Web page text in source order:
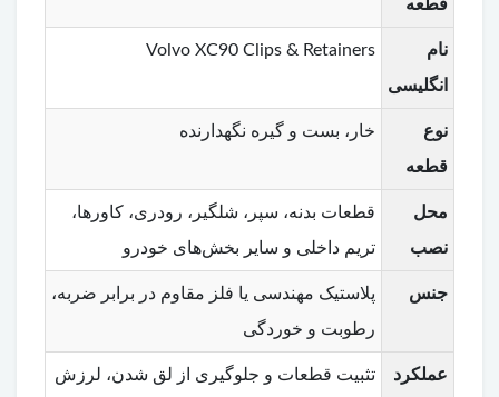
قطعه
نام
انگلیسی
Volvo XC90 Clips & Retainers
نوع
قطعه
خار، بست و گیره نگهدارنده
محل
نصب
قطعات بدنه، سپر، شلگیر، رودری، کاورها،
تریم داخلی و سایر بخش‌های خودرو
جنس
پلاستیک مهندسی یا فلز مقاوم در برابر ضربه،
رطوبت و خوردگی
عملکرد
تثبیت قطعات و جلوگیری از لق شدن، لرزش